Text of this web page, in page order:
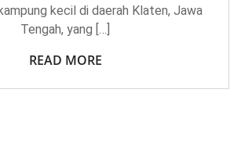
kecil di daerah Klaten, Jawa
Tengah, yang […]
READ MORE